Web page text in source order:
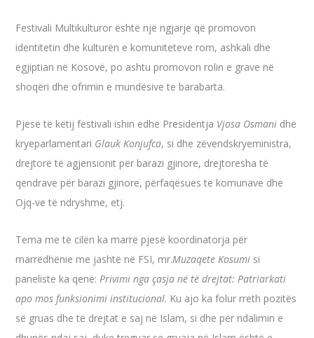
Festivali Multikulturor është një ngjarje që promovon
identitetin dhe kulturën e komuniteteve rom, ashkali dhe
egjiptian në Kosovë, po ashtu promovon rolin e grave në
shoqëri dhe ofrimin e mundësive te barabarta.
Pjesë të këtij festivali ishin edhe Presidentja Vjosa Osmani dhe
kryeparlamentari Glauk Konjufca, si dhe zëvendskryeministra,
drejtorë të agjensionit për barazi gjinore, drejtoresha të
qendrave për barazi gjinore, përfaqësues të komunave dhe
Ojq-ve të ndryshme, etj.
Tema me të cilën ka marrë pjesë koordinatorja për
marrëdhënie me jashtë në FSI, mr.Muzaqete Kosumi si
paneliste ka qenë:Privimi nga çasja në të drejtat: Patriarkati
apo mos funksionimi institucional. Ku ajo ka folur rreth pozitës
së gruas dhe të drejtat e saj në Islam, si dhe për ndalimin e